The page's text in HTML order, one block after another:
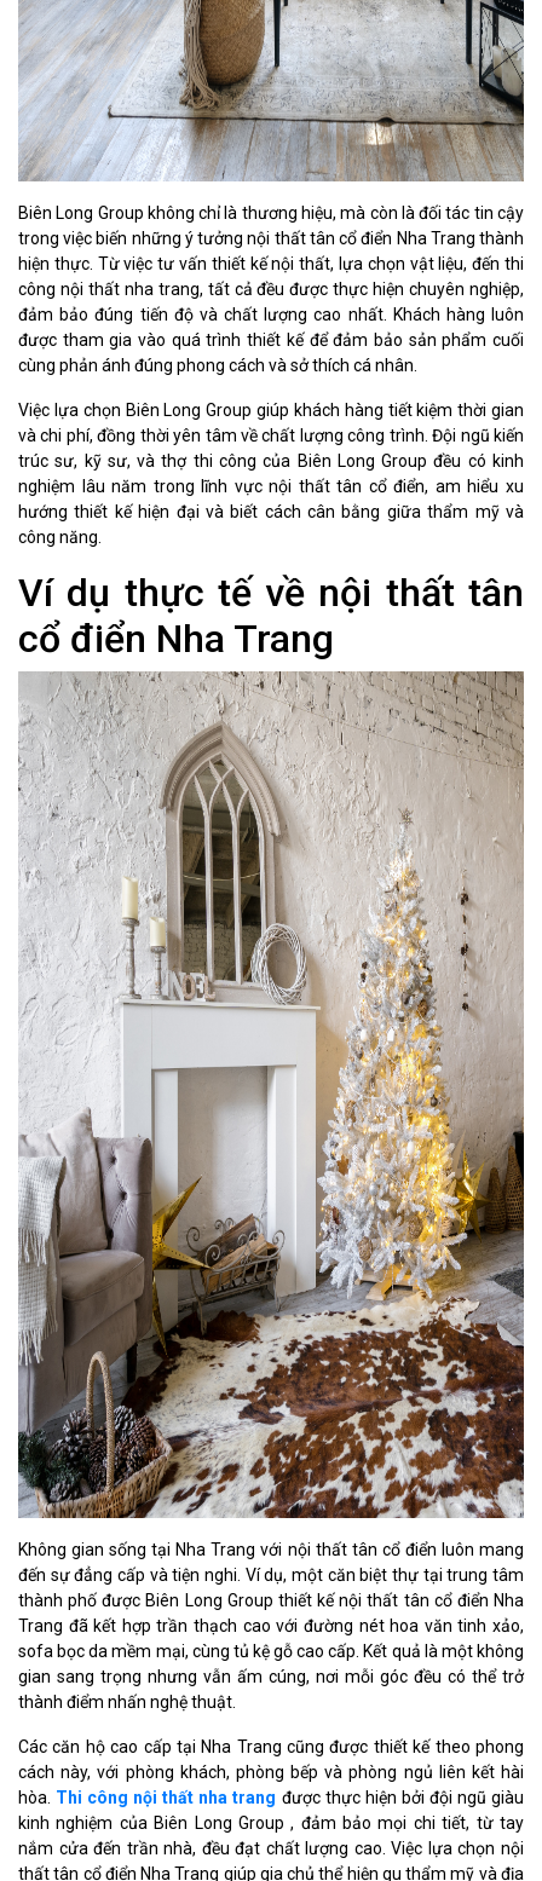
Biên Long Group không chỉ là thương hiệu, mà còn là đối tác tin cậy
trong việc biến những ý tưởng nội thất tân cổ điển Nha Trang thành
hiện thực. Từ việc tư vấn thiết kế nội thất, lựa chọn vật liệu, đến thi
công nội thất nha trang, tất cả đều được thực hiện chuyên nghiệp,
đảm bảo đúng tiến độ và chất lượng cao nhất. Khách hàng luôn
được tham gia vào quá trình thiết kế để đảm bảo sản phẩm cuối
cùng phản ánh đúng phong cách và sở thích cá nhân.
Việc lựa chọn Biên Long Group giúp khách hàng tiết kiệm thời gian
và chi phí, đồng thời yên tâm về chất lượng công trình. Đội ngũ kiến
trúc sư, kỹ sư, và thợ thi công của Biên Long Group đều có kinh
nghiệm lâu năm trong lĩnh vực nội thất tân cổ điển, am hiểu xu
hướng thiết kế hiện đại và biết cách cân bằng giữa thẩm mỹ và
công năng.
Ví dụ thực tế về nội thất tân
cổ điển Nha Trang
Không gian sống tại Nha Trang với nội thất tân cổ điển luôn mang
đến sự đẳng cấp và tiện nghi. Ví dụ, một căn biệt thự tại trung tâm
thành phố được Biên Long Group thiết kế nội thất tân cổ điển Nha
Trang đã kết hợp trần thạch cao với đường nét hoa văn tinh xảo,
sofa bọc da mềm mại, cùng tủ kệ gỗ cao cấp. Kết quả là một không
gian sang trọng nhưng vẫn ấm cúng, nơi mỗi góc đều có thể trở
thành điểm nhấn nghệ thuật.
Các căn hộ cao cấp tại Nha Trang cũng được thiết kế theo phong
cách này, với phòng khách, phòng bếp và phòng ngủ liên kết hài
hòa. Thi công nội thất nha trang được thực hiện bởi đội ngũ giàu
kinh nghiệm của Biên Long Group , đảm bảo mọi chi tiết, từ tay
nắm cửa đến trần nhà, đều đạt chất lượng cao. Việc lựa chọn nội
thất tân cổ điển Nha Trang giúp gia chủ thể hiện gu thẩm mỹ và địa